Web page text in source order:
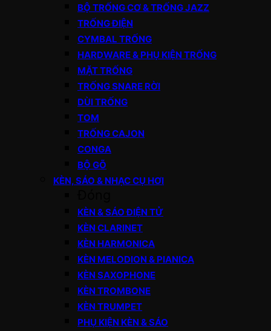
BỘ TRỐNG CƠ & TRỐNG JAZZ
TRỐNG ĐIỆN
CYMBAL TRỐNG
HARDWARE & PHỤ KIỆN TRỐNG
MẶT TRỐNG
TRỐNG SNARE RỜI
DÙI TRỐNG
TOM
TRỐNG CAJON
CONGA
BỘ GÕ
KÈN, SÁO & NHẠC CỤ HƠI
KÈN & SÁO ĐIỆN TỬ
KÈN CLARINET
KÈN HARMONICA
KÈN MELODION & PIANICA
KÈN SAXOPHONE
KÈN TROMBONE
KÈN TRUMPET
PHỤ KIỆN KÈN & SÁO